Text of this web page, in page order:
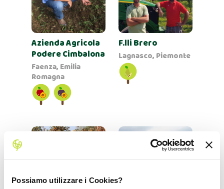
Possiamo utilizzare i Cookies?
Azienda Agricola
Podere Cimbalona
Faenza, Emilia
Romagna
F.lli Brero
Lagnasco, Piemonte